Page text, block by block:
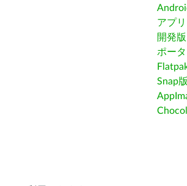
アプ
開発版
ポー
Snap版